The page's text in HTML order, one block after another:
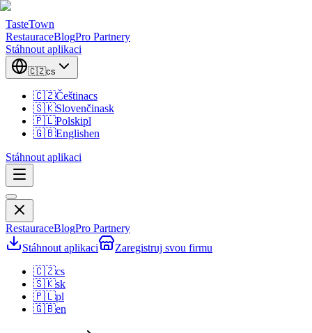
TasteTown
RestauraceBlogPro Partnery
Stáhnout aplikaci
🇨🇿cs
🇨🇿Češtinacs
🇸🇰Slovenčinask
🇵🇱Polskipl
🇬🇧Englishen
Stáhnout aplikaci
RestauraceBlogPro Partnery
Stáhnout aplikaci
Zaregistruj svou firmu
🇨🇿cs
🇸🇰sk
🇵🇱pl
🇬🇧en